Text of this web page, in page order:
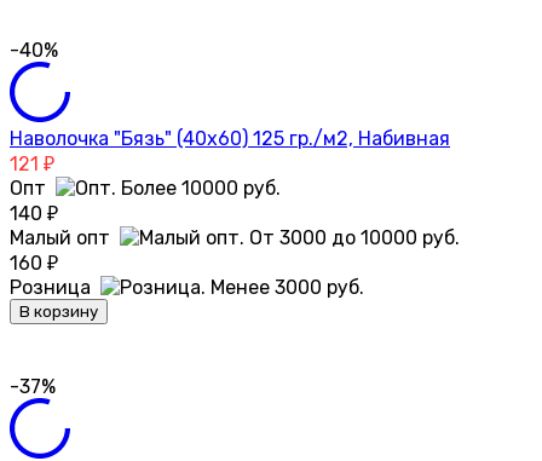
-40%
Наволочка "Бязь" (40х60) 125 гр./м2, Набивная
121 ₽
Опт
140 ₽
Малый опт
160 ₽
Розница
В корзину
-37%